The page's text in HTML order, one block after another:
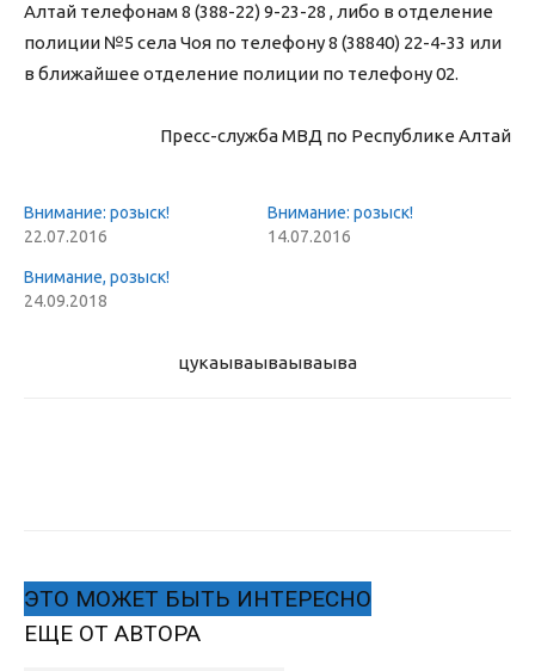
Алтай телефонам 8 (388-22) 9-23-28 , либо в отделение
полиции №5 села Чоя по телефону 8 (38840) 22-4-33 или
в ближайшее отделение полиции по телефону 02.
Пресс-служба МВД по Республике Алтай
Внимание: розыск!
22.07.2016
Внимание: розыск!
14.07.2016
Внимание, розыск!
24.09.2018
цукаываываываыва
ЭТО МОЖЕТ БЫТЬ ИНТЕРЕСНО
ЕЩЕ ОТ АВТОРА